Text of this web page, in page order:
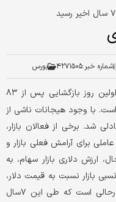
شماره خبر:۴۲۷۱۵۰۵ بورس
بازار سهام در اولین روز بازگشایی پس از ۸۳
با وجود هیجانات ناشی از
شد. برخی از فعالان بازار،
برای آرامش فعلی بازار و
ارزش دلاری بازار سهام، به
بازار نسبت به قیمت دلار،
در کف ۷ساله خود قرار گرفته است. این درحالی است که طی این ۷سال